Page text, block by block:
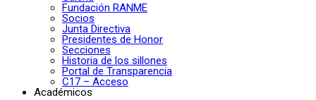
Fundación RANME
Socios
Junta Directiva
Presidentes de Honor
Secciones
Historia de los sillones
Portal de Transparencia
C17 – Acceso
Académicos